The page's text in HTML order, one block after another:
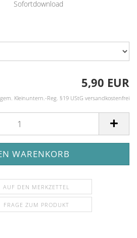
Sofortdownload
5,90 EUR
Kleinuntern.-Reg. §19 UStG versandkostenfrei
AUF DEN MERKZETTEL
FRAGE ZUM PRODUKT